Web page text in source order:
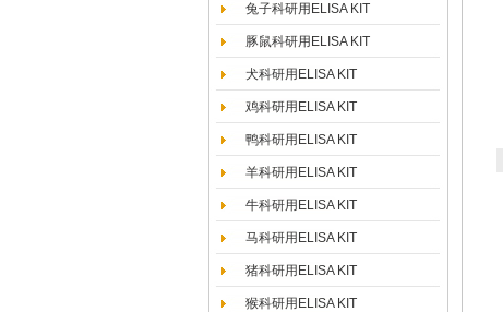
兔子科研用ELISA KIT
豚鼠科研用ELISA KIT
犬科研用ELISA KIT
鸡科研用ELISA KIT
鸭科研用ELISA KIT
羊科研用ELISA KIT
牛科研用ELISA KIT
马科研用ELISA KIT
猪科研用ELISA KIT
猴科研用ELISA KIT